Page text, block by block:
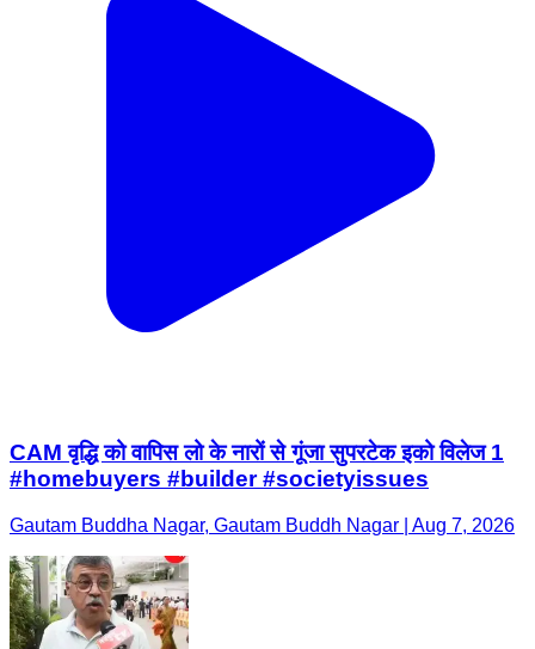
CAM वृद्धि को वापिस लो के नारों से गूंजा सुपरटेक इको विलेज 1
#homebuyers #builder #societyissues
Gautam Buddha Nagar, Gautam Buddh Nagar | Aug 7, 2026